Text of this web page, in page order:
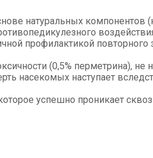
натуральных
профилактикой
(0,5% перметрина),
насекомых наступает
успешно проникает